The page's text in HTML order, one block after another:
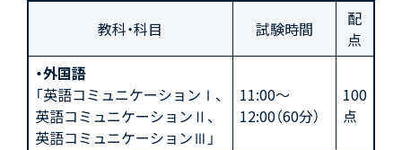
教科・科目 試験時間
配
点
・外国語
「英語コミュニケーションⅠ、
英語コミュニケーションⅡ、
英語コミュニケーションⅢ」
11:00～
12:00（60分）
100
点